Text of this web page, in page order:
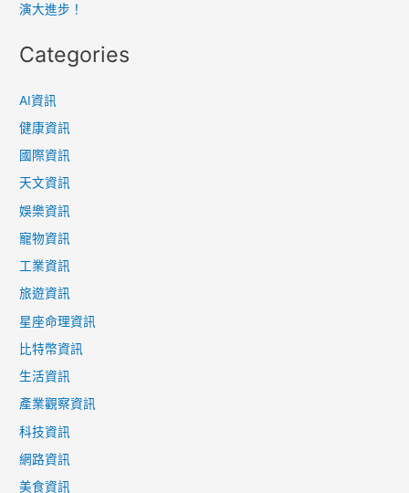
演大進步！
Categories
AI資訊
健康資訊
國際資訊
天文資訊
娛樂資訊
寵物資訊
工業資訊
旅遊資訊
星座命理資訊
比特幣資訊
生活資訊
產業觀察資訊
科技資訊
網路資訊
美食資訊